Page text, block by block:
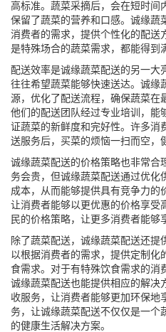
高标准。蔬菜采摘后，会在短时间
保留了蔬菜的营养和口感。诚缘蔬
消费者的需求，提供个性化的配送
是特殊场合的蔬菜需求，都能得到
配送效率是诚缘蔬菜配送的另一大
往往希望蔬菜能够快速送达。诚缘
源，优化了配送流程，确保蔬菜在
他们的配送团队经过专业培训，能
证蔬菜的新鲜度和完好性。许多消
送服务后，买菜的烦恼一扫而空，
诚缘蔬菜配送的价格策略也非常合
务会贵，但诚缘蔬菜配送通过优化
成本，从而能够提供具有竞争力的
让消费者能够以更优惠的价格享受
民的价格策略，让更多消费者能够
除了蔬菜配送，诚缘蔬菜配送还提
以根据消费者的需求，提供定制化
食需求。对于有特殊饮食需求的消
诚缘蔬菜配送也能提供相应的解决
收服务，让消费者能够更加环保地
务，让诚缘蔬菜配送不仅仅是一个
的健康生活解决方案。